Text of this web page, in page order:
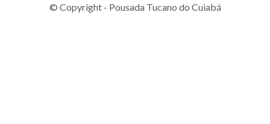
© Copyright - Pousada Tucano do Cuiabá